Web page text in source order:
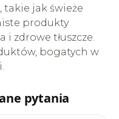
takie jak świeże
produkty
i zdrowe tłuszcze.
bogatych w
pytania